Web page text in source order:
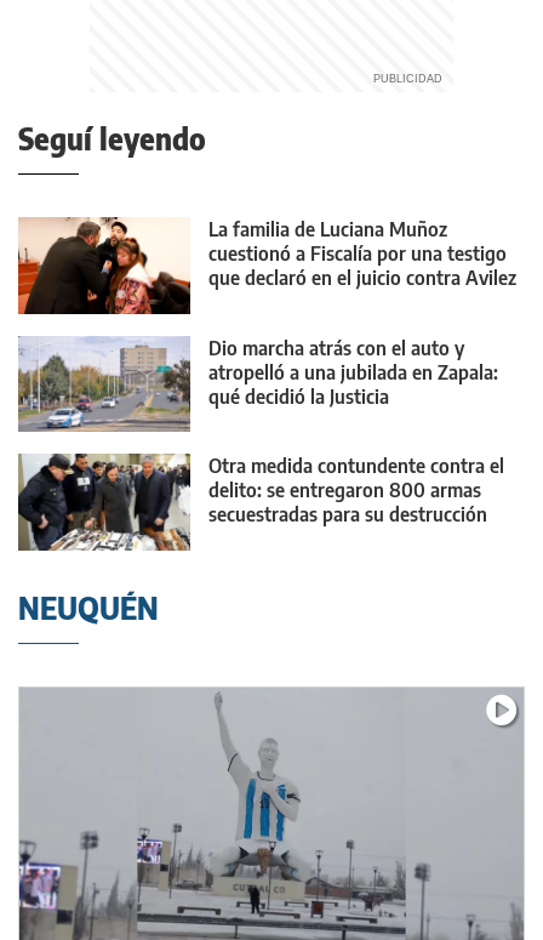
Seguí leyendo
La familia de Luciana Muñoz
cuestionó a Fiscalía por una testigo
que declaró en el juicio contra Avilez
Dio marcha atrás con el auto y
atropelló a una jubilada en Zapala:
qué decidió la Justicia
Otra medida contundente contra el
delito: se entregaron 800 armas
secuestradas para su destrucción
NEUQUÉN